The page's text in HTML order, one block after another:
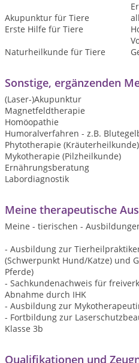
Akupunktur für Tiere
Erste Hilfe für Tiere
Naturheilkunde für Tiere
Sonstige, ergänzenden
(Laser-)Akupunktur
Magnetfeldtherapie
Homöopathie
Humoralverfahren - z.B.
Phytotherapie (Kräuterheilkunde)
Mykotherapie (Pilzheilkunde)
Ernährungsberatung
Labordiagnostik
Meine therapeutische
Meine - tierischen -
- Ausbildung zur
(Schwerpunkt Hund/Katze) und
Pferde)
- Sachkundenachweis für
Abnahme durch IHK
- Ausbildung zur
- Fortbildung zur
Klasse 3b
Qualifikationen und